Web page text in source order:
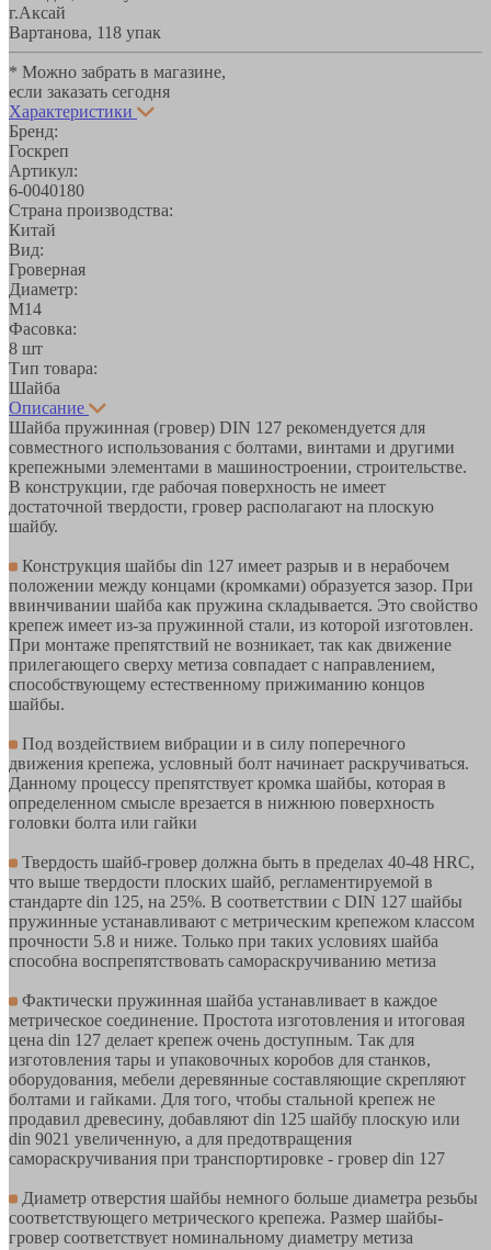
г.Аксай
Вартанова, 118 упак
* Можно забрать в магазине,
если заказать сегодня
Характеристики
Бренд:
Госкреп
Артикул:
6-0040180
Страна производства:
Китай
Вид:
Гроверная
Диаметр:
М14
Фасовка:
8 шт
Тип товара:
Шайба
Описание
Шайба пружинная (гровер) DIN 127 рекомендуется для
совместного использования с болтами, винтами и другими
крепежными элементами в машиностроении, строительстве.
В конструкции, где рабочая поверхность не имеет
достаточной твердости, гровер располагают на плоскую
шайбу.
Конструкция шайбы din 127 имеет разрыв и в нерабочем
положении между концами (кромками) образуется зазор. При
ввинчивании шайба как пружина складывается. Это свойство
крепеж имеет из-за пружинной стали, из которой изготовлен.
При монтаже препятствий не возникает, так как движение
прилегающего сверху метиза совпадает с направлением,
способствующему естественному прижиманию концов
шайбы.
Под воздействием вибрации и в силу поперечного
движения крепежа, условный болт начинает раскручиваться.
Данному процессу препятствует кромка шайбы, которая в
определенном смысле врезается в нижнюю поверхность
головки болта или гайки
Твердость шайб-гровер должна быть в пределах 40-48 HRC,
что выше твердости плоских шайб, регламентируемой в
стандарте din 125, на 25%. В соответствии с DIN 127 шайбы
пружинные устанавливают с метрическим крепежом классом
прочности 5.8 и ниже. Только при таких условиях шайба
способна воспрепятствовать самораскручиванию метиза
Фактически пружинная шайба устанавливает в каждое
метрическое соединение. Простота изготовления и итоговая
цена din 127 делает крепеж очень доступным. Так для
изготовления тары и упаковочных коробов для станков,
оборудования, мебели деревянные составляющие скрепляют
болтами и гайками. Для того, чтобы стальной крепеж не
продавил древесину, добавляют din 125 шайбу плоскую или
din 9021 увеличенную, а для предотвращения
самораскручивания при транспортировке - гровер din 127
Диаметр отверстия шайбы немного больше диаметра резьбы
соответствующего метрического крепежа. Размер шайбы-
гровер соответствует номинальному диаметру метиза